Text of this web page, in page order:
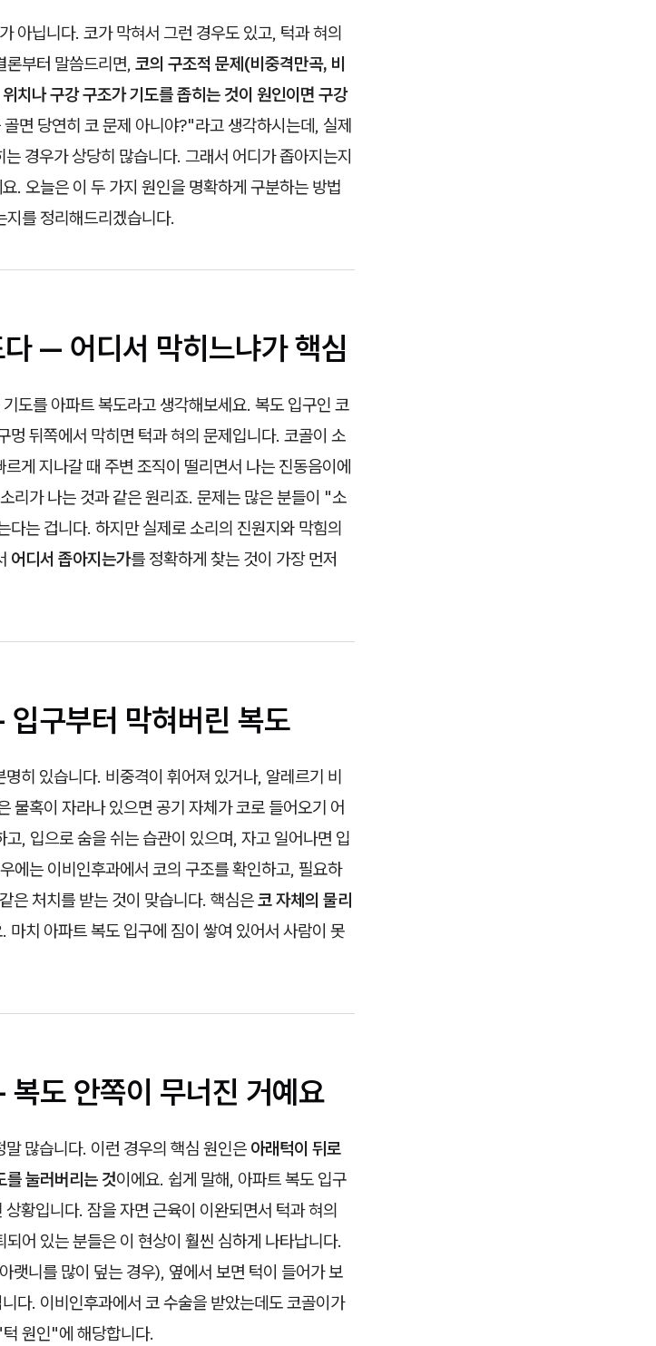
아닙니다. 코가 막혀서 그런 경우도 있고, 턱과 혀의
론부터 말씀드리면, 코의 구조적 문제(비중격만곡, 비
치나 구강 구조가 기도를 좁히는 것이 원인이면 구강
면 당연히 코 문제 아니야?"라고 생각하시는데, 실제
경우가 상당히 많습니다. 그래서 어디가 좁아지는지
. 오늘은 이 두 가지 원인을 명확하게 구분하는 방법
를 정리해드리겠습니다.
— 어디서 막히느냐가 핵심
도를 아파트 복도라고 생각해보세요. 복도 입구인 코
멍 뒤쪽에서 막히면 턱과 혀의 문제입니다. 코골이 소
게 지나갈 때 주변 조직이 떨리면서 나는 진동음이에
리가 나는 것과 같은 원리죠. 문제는 많은 분들이 "소
는 겁니다. 하지만 실제로 소리의 진원지와 막힘의
어디서 좁아지는가를 정확하게 찾는 것이 가장 먼저
구부터 막혀버린 복도
히 있습니다. 비중격이 휘어져 있거나, 알레르기 비
물혹이 자라나 있으면 공기 자체가 코로 들어오기 어
, 입으로 숨을 쉬는 습관이 있으며, 자고 일어나면 입
에는 이비인후과에서 코의 구조를 확인하고, 필요하
은 처치를 받는 것이 맞습니다. 핵심은코 자체의 물리
마치 아파트 복도 입구에 짐이 쌓여 있어서 사람이 못
도 안쪽이 무너진 거예요
많습니다. 이런 경우의 핵심 원인은 아래턱이 뒤로
를 눌러버리는 것이에요. 쉽게 말해, 아파트 복도 입구
황입니다. 잠을 자면 근육이 이완되면서 턱과 혀의
어 있는 분들은 이 현상이 훨씬 심하게 나타납니다.
랫니를 많이 덮는 경우), 옆에서 보면 턱이 들어가 보
다. 이비인후과에서 코 수술을 받았는데도 코골이가
원인"에 해당합니다.